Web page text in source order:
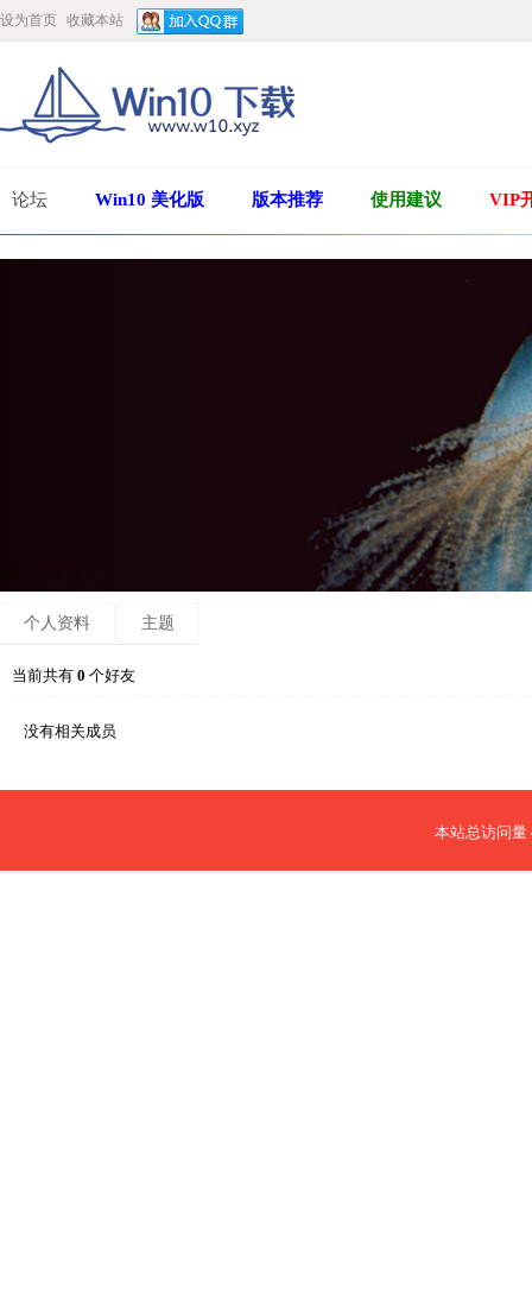
设为首页 收藏本站
论坛 Win10 美化版 版本推荐 使用建议 VIP
个人资料 主题
当前共有 0 个好友
没有相关成员
本站总访问量